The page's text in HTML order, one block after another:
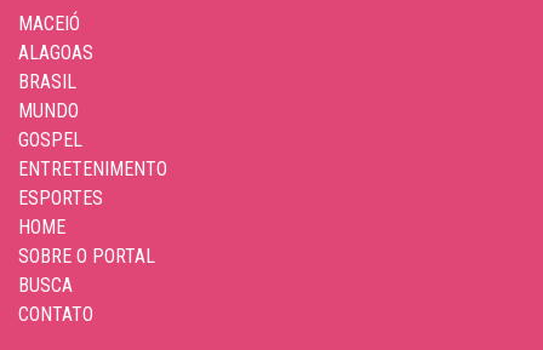
MACEIÓ
ALAGOAS
BRASIL
MUNDO
GOSPEL
ENTRETENIMENTO
ESPORTES
HOME
SOBRE O PORTAL
BUSCA
CONTATO